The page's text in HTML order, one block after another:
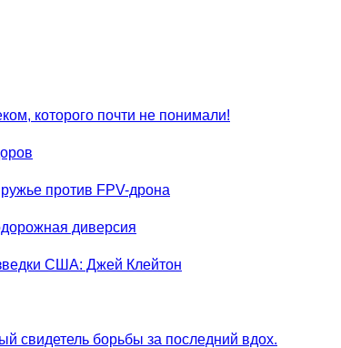
которого почти не понимали!
против FPV-дрона
диверсия
США: Джей Клейтон
свидетель борьбы за последний вдох.